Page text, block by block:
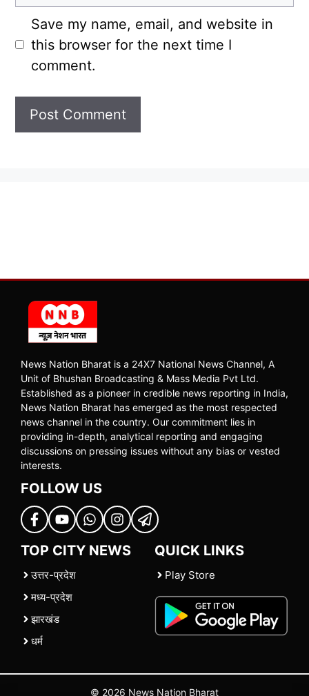
Save my name, email, and website in
this browser for the next time I
comment.
News Nation Bharat is a 24X7 National News Channel, A
Unit of Bhushan Broadcasting & Mass Media Pvt Ltd.
Established as a pioneer in credible news reporting in India,
News Nation Bharat has emerged as the most respected
news channel in the country. Our commitment lies in
providing in-depth, analytical reporting and engaging
discussions on pressing issues without any bias or vested
interests.
FOLLOW US
TOP CITY NEWS
उत्तर-प्रदेश
मध्य-प्रदेश
झारखंड
धर्म
QUICK LINKS
Play Store
© 2026 News Nation Bharat